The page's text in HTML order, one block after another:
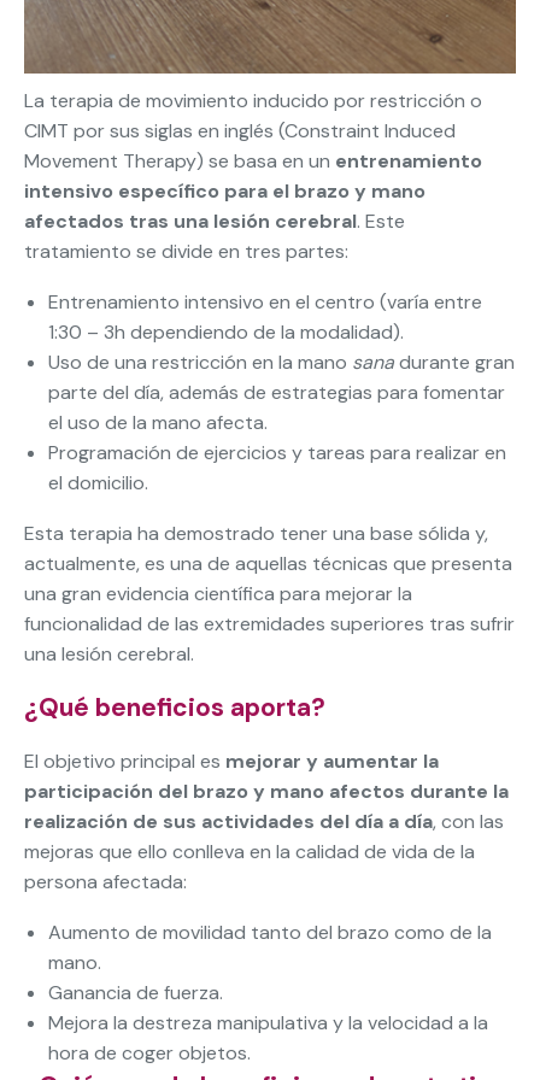
La terapia de movimiento inducido por restricción o
CIMT por sus siglas en inglés (Constraint Induced
Movement Therapy) se basa en un entrenamiento
intensivo específico para el brazo y mano
afectados tras una lesión cerebral. Este
tratamiento se divide en tres partes:
Entrenamiento intensivo en el centro (varía entre
1:30 – 3h dependiendo de la modalidad).
Uso de una restricción en la mano sanadurante gran
parte del día, además de estrategias para fomentar
el uso de la mano afecta.
Programación de ejercicios y tareas para realizar en
el domicilio.
Esta terapia ha demostrado tener una base sólida y,
actualmente, es una de aquellas técnicas que presenta
una gran evidencia científica para mejorar la
funcionalidad de las extremidades superiores tras sufrir
una lesión cerebral.
¿Qué beneficios aporta?
El objetivo principal es mejorar y aumentar la
participación del brazo y mano afectos durante la
realización de sus actividades del día a día, con las
mejoras que ello conlleva en la calidad de vida de la
persona afectada:
Aumento de movilidad tanto del brazo como de la
mano.
Ganancia de fuerza.
Mejora la destreza manipulativa y la velocidad a la
hora de coger objetos.